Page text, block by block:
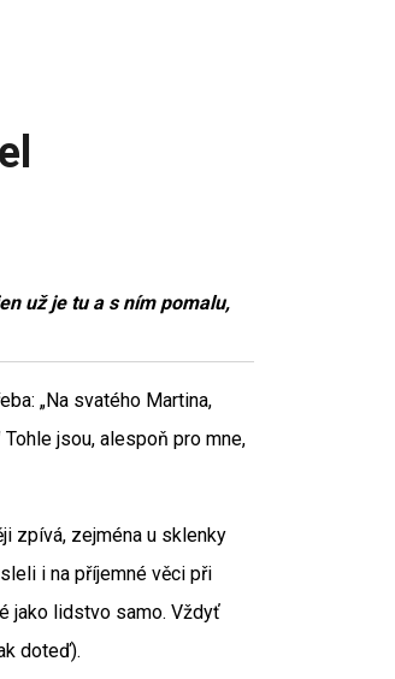
už je tu a s ním pomalu,
„Na svatého Martina,
jsou, alespoň pro mne,
zpívá, zejména u sklenky
i na příjemné věci při
jako lidstvo samo. Vždyť
doteď).